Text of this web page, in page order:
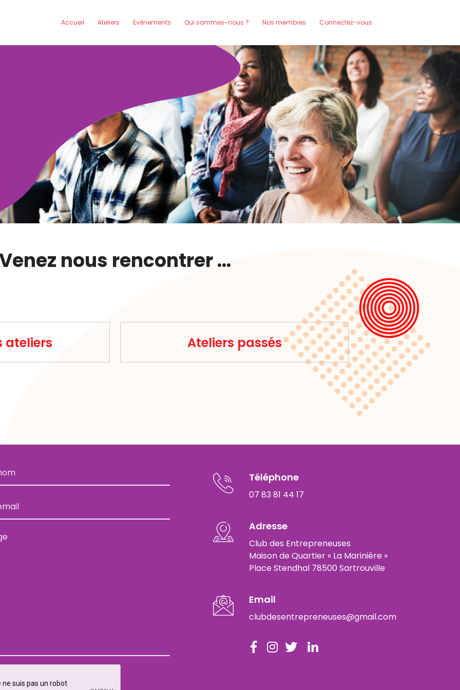
Accueil Ateliers Evènements Qui sommes-nous ? Nos membres Connectez-vous
nous rencontrer …
ateliers Ateliers passés
Téléphone
07 83 81 44 17
Adresse
Club des Entrepreneuses
Maison de Quartier « La Marinière »
Place Stendhal 78500 Sartrouville
Email
clubdesentrepreneuses@gmail.com